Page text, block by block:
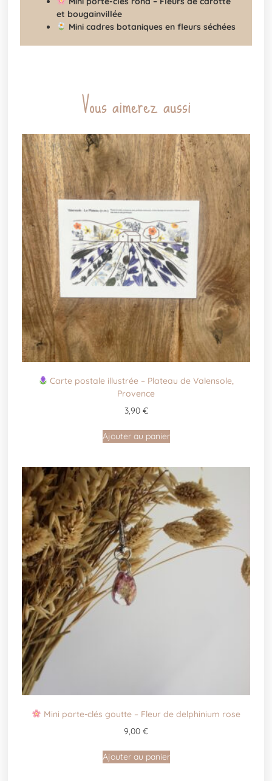
et bougainvillée
Mini cadres botaniques en fleurs séchées
Vous aimerez aussi
Carte postale illustrée – Plateau de Valensole,
Provence
3,90 €
Ajouter au panier
Mini porte-clés goutte – Fleur de delphinium rose
9,00 €
Ajouter au panier